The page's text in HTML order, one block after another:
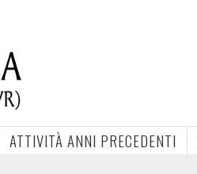
ATTIVITÀ ANNI PRECEDENTI